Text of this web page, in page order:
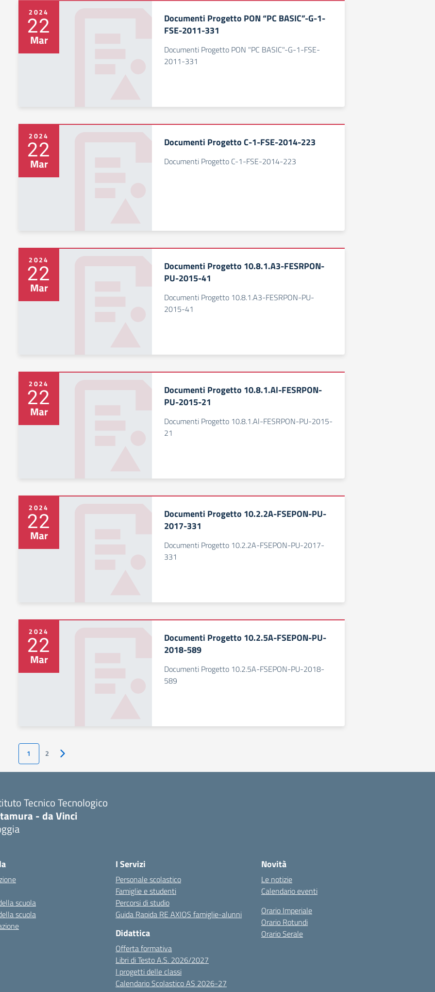
2024
22
Mar
Documenti Progetto PON “PC BASIC”-G-1-
FSE-2011-331
Documenti Progetto PON "PC BASIC"-G-1-FSE-
2011-331
2024
22
Mar
Documenti Progetto C-1-FSE-2014-223
Documenti Progetto C-1-FSE-2014-223
2024
22
Mar
Documenti Progetto 10.8.1.A3-FESRPON-
PU-2015-41
Documenti Progetto 10.8.1.A3-FESRPON-PU-
2015-41
2024
22
Mar
Documenti Progetto 10.8.1.Al-FESRPON-
PU-2015-21
Documenti Progetto 10.8.1.Al-FESRPON-PU-2015-
21
2024
22
Mar
Documenti Progetto 10.2.2A-FSEPON-PU-
2017-331
Documenti Progetto 10.2.2A-FSEPON-PU-2017-
331
2024
22
Mar
Documenti Progetto 10.2.5A-FSEPON-PU-
2018-589
Documenti Progetto 10.2.5A-FSEPON-PU-2018-
589
1 2 Pagina successiva
Tecnico Tecnologico
- da Vinci
scuola
scuola
I Servizi
Personale scolastico
Famiglie e studenti
Percorsi di studio
Guida Rapida RE AXIOS famiglie-alunni
Didattica
Offerta formativa
Libri di Testo A.S. 2026/2027
I progetti delle classi
Calendario Scolastico AS 2026-27
Novità
Le notizie
Calendario eventi
Orario Imperiale
Orario Rotundi
Orario Serale